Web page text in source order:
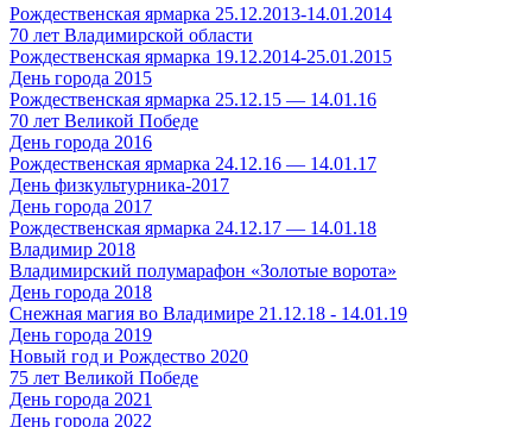
Рождественская ярмарка 25.12.2013-14.01.2014
70 лет Владимирской области
Рождественская ярмарка 19.12.2014-25.01.2015
День города 2015
Рождественская ярмарка 25.12.15 — 14.01.16
70 лет Великой Победе
День города 2016
Рождественская ярмарка 24.12.16 — 14.01.17
День физкультурника-2017
День города 2017
Рождественская ярмарка 24.12.17 — 14.01.18
Владимир 2018
Владимирский полумарафон «Золотые ворота»
День города 2018
Снежная магия во Владимире 21.12.18 - 14.01.19
День города 2019
Новый год и Рождество 2020
75 лет Великой Победе
День города 2021
День города 2022